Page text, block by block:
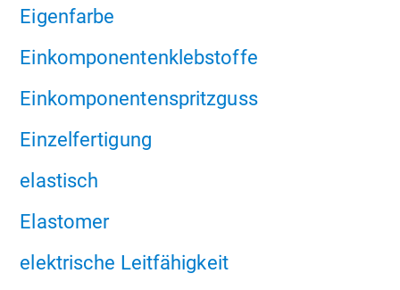
Eigenfarbe
Einkomponentenklebstoffe
Einkomponentenspritzguss
Einzelfertigung
elastisch
Elastomer
elektrische Leitfähigkeit